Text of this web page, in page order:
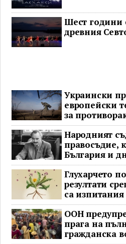
Шест години
древния
Украински
европейски
за
Народният
правосъдие,
България и
Глухарчето
резултати
са изпитания
ООН
прага на
гражданска